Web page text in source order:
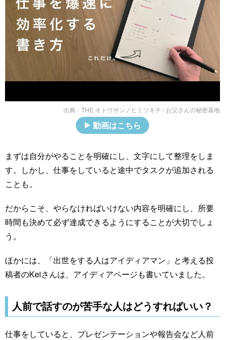
出典： THE オトウサンノヒミツキチ / お父さんの秘密基地
動画はこちら
まずは自分がやることを明確にし、文字にして整理をしま
す。しかし、仕事をしていると途中でタスクが追加される
ことも。
だからこそ、やらなければいけない内容を明確にし、所要
時間も決めて必ず達成できるようにすることが大切でしょ
う。
ほかには、「出世をする人はアイディアマン」と考える投
稿者のKeiさんは、アイディアページも書いていました。
人前で話すのが苦手な人はどうすればいい？
仕事をしていると、プレゼンテーションや報告会など人前